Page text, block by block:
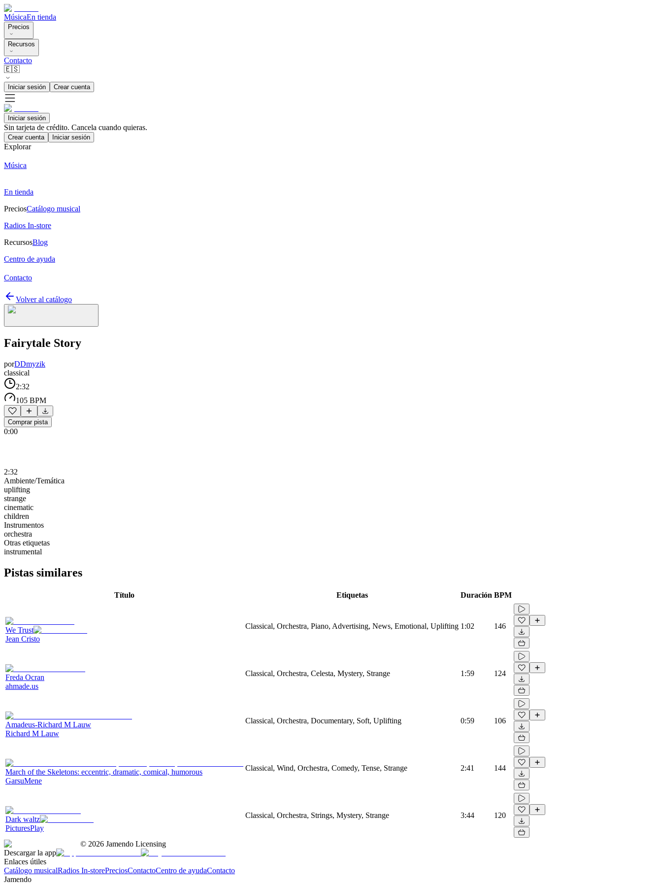
MúsicaEn tienda
Precios
Recursos
Contacto
🇪🇸
Iniciar sesión Crear cuenta
Iniciar sesión
Sin tarjeta de crédito. Cancela cuando quieras.
Crear cuenta Iniciar sesión
Explorar
Música
En tienda
PreciosCatálogo musical
Radios In-store
RecursosBlog
Centro de ayuda
Contacto
Volver al catálogo
Fairytale Story
porDDmyzik
classical
2:32
105 BPM
Comprar pista
0:00
2:32
Ambiente/Temática
uplifting
strange
cinematic
children
Instrumentos
orchestra
Otras etiquetas
instrumental
Pistas similares
Título Etiquetas Duración BPM
We Trust
Jean Cristo
Classical, Orchestra, Piano, Advertising, News, Emotional, Uplifting 1:02 146
Freda Ocran
ahmade.us
Classical, Orchestra, Celesta, Mystery, Strange 1:59 124
Amadeus-Richard M Lauw
Richard M Lauw
Classical, Orchestra, Documentary, Soft, Uplifting 0:59 106
March of the Skeletons: eccentric, dramatic, comical, humorous
GarsuMene
Classical, Wind, Orchestra, Comedy, Tense, Strange 2:41 144
Dark waltz
PicturesPlay
Classical, Orchestra, Strings, Mystery, Strange 3:44 120
© 2026 Jamendo Licensing
Descargar la app
Enlaces útiles
Catálogo musicalRadios In-storePreciosContactoCentro de ayudaContacto
Jamendo